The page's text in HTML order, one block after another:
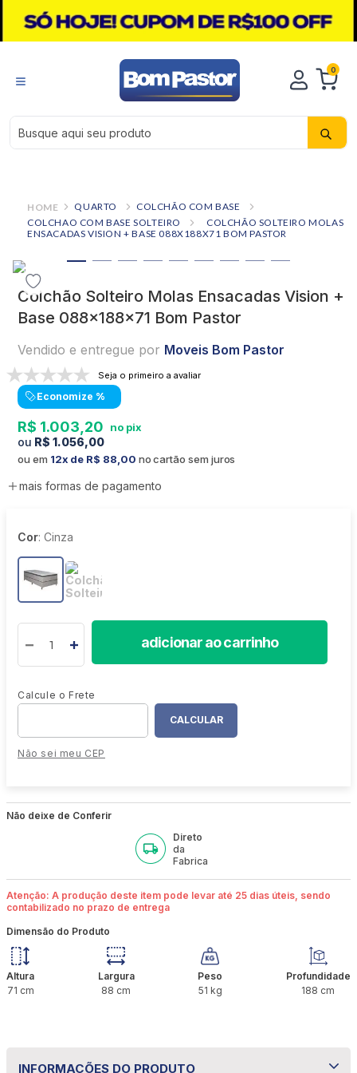
0
Busque aqui seu produto
QUARTO
COLCHÃO COM BASE
COLCHAO COM BASE SOLTEIRO
COLCHÃO SOLTEIRO MOLAS
ENSACADAS VISION + BASE 088X188X71 BOM PASTOR
Colchão Solteiro Molas Ensacadas Vision +
Base 088x188x71 Bom Pastor
Vendido e entregue por Moveis Bom Pastor
Seja o primeiro a avaliar
Economize %
R$ 1.003 20
R$ 1.056,00
ou em 12 R$ 88 00 no cartão sem juros
mais formas de pagamento
Cor: Cinza
adicionar ao carrinho
Não sei meu CEP
Não deixe de Conferir
Direto
da
Fabrica
Atenção: A produção deste item pode levar até 25 dias úteis, sendo
contabilizado no prazo de entrega
Dimensão do Produto
Altura
71 cm
Largura
88 cm
Peso
51 kg
Profundidade
188 cm
INFORMAÇÕES DO PRODUTO